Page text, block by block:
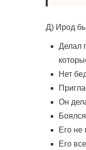
Д) Ирод
Делал
Нет
Он
Его не
Его